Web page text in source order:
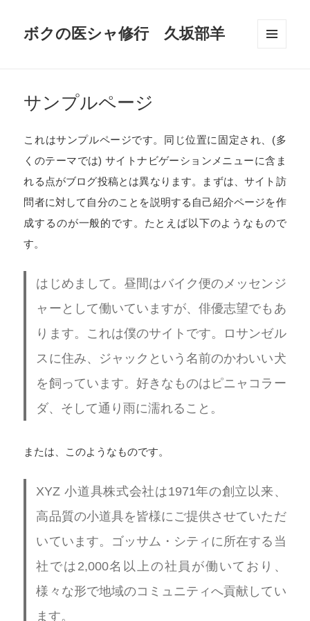
ボクの医シャ修行 久坂部羊
サンプルページ
これはサンプルページです。同じ位置に固定され、(多
くのテーマでは) サイトナビゲーションメニューに含ま
れる点がブログ投稿とは異なります。まずは、サイト訪
問者に対して自分のことを説明する自己紹介ページを作
成するのが一般的です。たとえば以下のようなもので
す。
はじめまして。昼間はバイク便のメッセンジ
ャーとして働いていますが、俳優志望でもあ
ります。これは僕のサイトです。ロサンゼル
スに住み、ジャックという名前のかわいい犬
を飼っています。好きなものはピニャコラー
ダ、そして通り雨に濡れること。
または、このようなものです。
XYZ 小道具株式会社は1971年の創立以来、
高品質の小道具を皆様にご提供させていただ
いています。ゴッサム・シティに所在する当
社では2,000名以上の社員が働いており、
様々な形で地域のコミュニティへ貢献してい
ます。